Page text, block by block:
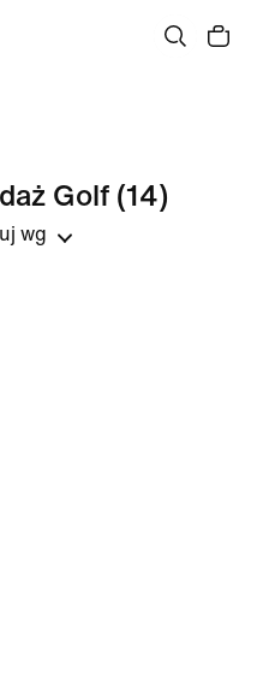
Golf (14)
wg